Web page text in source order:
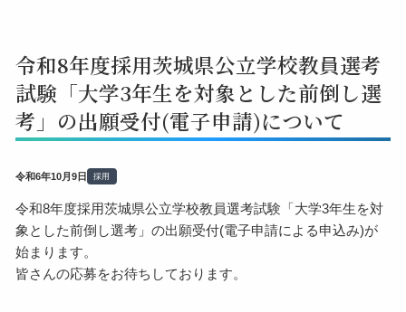
令和8年度採用茨城県公立学校教員選考
試験「大学3年生を対象とした前倒し選
考」の出願受付(電子申請)について
令和6年10月9日 採用
令和8年度採用茨城県公立学校教員選考試験「大学3年生を対
象とした前倒し選考」の出願受付(電子申請による申込み)が
始まります。
皆さんの応募をお待ちしております。